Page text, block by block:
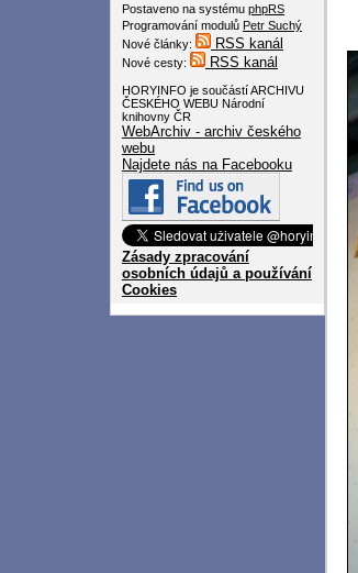
Postaveno na systému phpRS
Programování modulů Petr Suchý
Nové články:
RSS kanál
Nové cesty: RSS kanál
HORYINFO je součástí ARCHIVU
ČESKÉHO WEBU Národní
knihovny ČR
WebArchiv - archiv českého
webu
Najdete nás na Facebooku
Zásady zpracování
osobních údajů a používání
Cookies